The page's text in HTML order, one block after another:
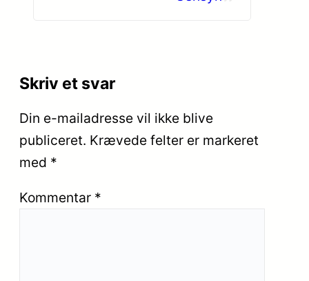
Skriv et svar
Din e-mailadresse vil ikke blive
publiceret. Krævede felter er markeret
med *
Kommentar *